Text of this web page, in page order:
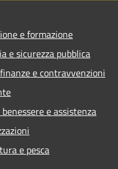
e formazione
e sicurezza pubblica
e contravvenzioni
e assistenza
e pesca